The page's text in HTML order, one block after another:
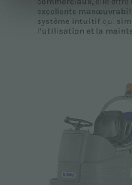
excellente
système intuitif qui
l’utilisation et la